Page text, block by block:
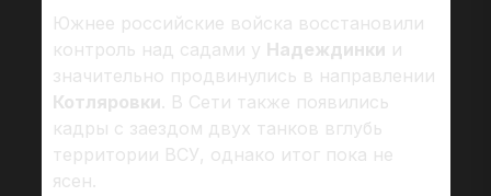
Южнее российские войска восстановили
контроль над садами у Надеждинки и
значительно продвинулись в направлении
Котляровки. В Сети также появились
кадры с заездом двух танков вглубь
территории ВСУ, однако итог пока не
ясен.